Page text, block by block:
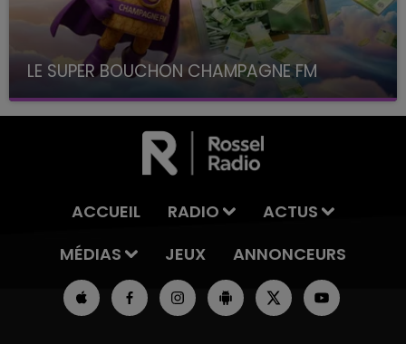
LE SUPER BOUCHON CHAMPAGNE FM
avec La Famille Champagne FM, à 8H10
ACCUEIL RADIO
ACTUS
MÉDIAS
JEUX ANNONCEURS